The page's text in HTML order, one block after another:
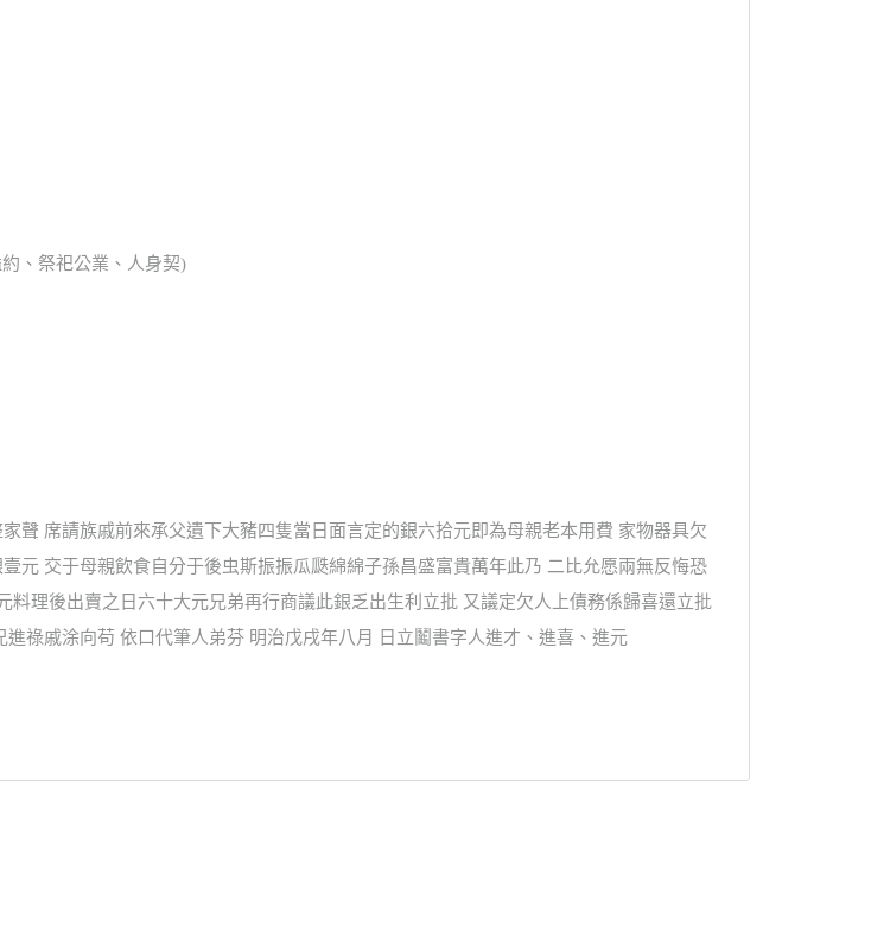
、祭祀公業、人身契)
聲 席請族戚前來承父遺下大豬四隻當日面言定的銀六拾元即為母親老本用費 家物器具欠
元 交于母親飲食自分于後虫斯振振瓜瓞綿綿子孫昌盛富貴萬年此乃 二比允愿兩無反悔恐
理後出賣之日六十大元兄弟再行商議此銀乏出生利立批 又議定欠人上債務係歸喜還立批
祿戚涂向苟 依口代筆人弟芬 明治戊戌年八月 日立鬮書字人進才、進喜、進元